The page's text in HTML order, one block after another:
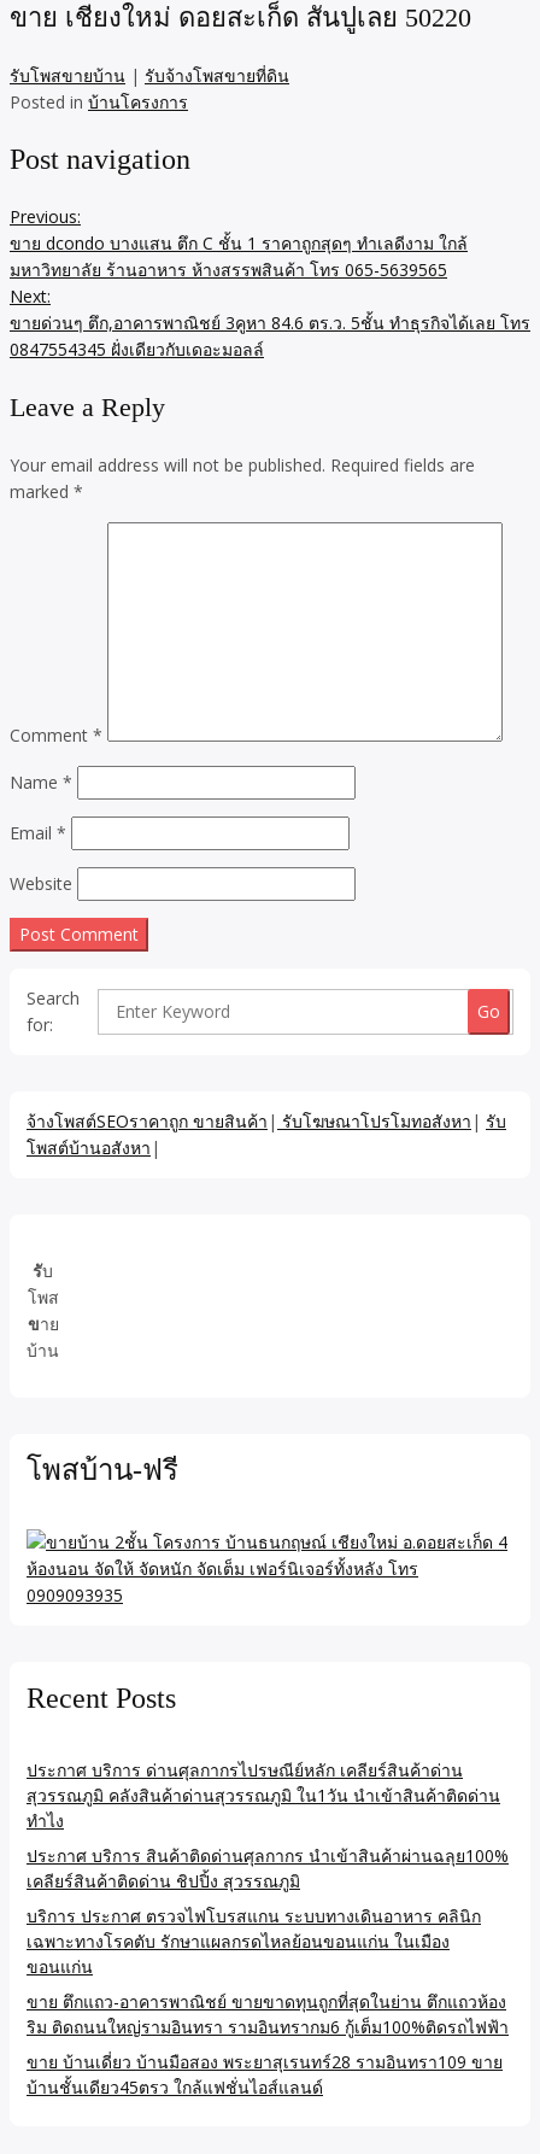
ขาย เชียงใหม่ ดอยสะเก็ด สันปูเลย 50220
รับโพสขายบ้าน | รับจ้างโพสขายที่ดิน
Posted in บ้านโครงการ
Post navigation
Previous:
ขาย dcondo บางแสน ตึก C ชั้น 1 ราคาถูกสุดๆ ทำเลดีงาม ใกล้
มหาวิทยาลัย ร้านอาหาร ห้างสรรพสินค้า โทร 065-5639565
Next:
ขายด่วนๆ ตึก,อาคารพาณิชย์ 3คูหา 84.6 ตร.ว. 5ชั้น ทำธุรกิจได้เลย โทร
0847554345 ฝั่งเดียวกับเดอะมอลล์
Leave a Reply
Your email address will not be published. Required fields are
marked *
Comment *
Name *
Email *
Website
Search
for:
จ้างโพสต์SEOราคาถูก ขายสินค้า | รับโฆษณาโปรโมทอสังหา | รับ
โพสต์บ้านอสังหา |
รับ
โพส
ขาย
บ้าน
โพสบ้าน-ฟรี
Recent Posts
ประกาศ บริการ ด่านศุลกากรไปรษณีย์หลัก เคลียร์สินค้าด่าน
สุวรรณภูมิ คลังสินค้าด่านสุวรรณภูมิ ใน1วัน นำเข้าสินค้าติดด่าน
ทำไง
ประกาศ บริการ สินค้าติดด่านศุลกากร นำเข้าสินค้าผ่านฉลุย100%
เคลียร์สินค้าติดด่าน ชิปปิ้ง สุวรรณภูมิ
บริการ ประกาศ ตรวจไฟโบรสแกน ระบบทางเดินอาหาร คลินิก
เฉพาะทางโรคตับ รักษาแผลกรดไหลย้อนขอนแก่น ในเมือง
ขอนแก่น
ขาย ตึกแถว-อาคารพาณิชย์ ขายขาดทุนถูกที่สุดในย่าน ตึกแถวห้อง
ริม ติดถนนใหญ่รามอินทรา รามอินทรากม6 กู้เต็ม100%ติดรถไฟฟ้า
ขาย บ้านเดี่ยว บ้านมือสอง พระยาสุเรนทร์28 รามอินทรา109 ขาย
บ้านชั้นเดียว45ตรว ใกล้แฟชั่นไอส์แลนด์